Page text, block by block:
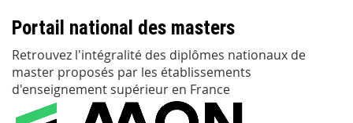
Portail national des masters
Retrouvez l'intégralité des diplômes nationaux de
master proposés par les établissements
d'enseignement supérieur en France